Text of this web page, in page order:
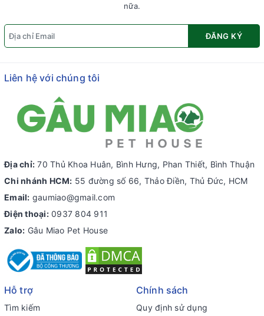
nữa.
ĐĂNG KÝ
Liên hệ với chúng tôi
Địa chỉ: 70 Thủ Khoa Huân, Bình Hưng, Phan Thiết, Bình Thuận
Chi nhánh HCM: 55 đường số 66, Thảo Điền, Thủ Đức, HCM
Email: gaumiao@gmail.com
Điện thoại: 0937 804 911
Zalo: Gâu Miao Pet House
Hỗ trợ
Tìm kiếm
Chính sách
Quy định sử dụng